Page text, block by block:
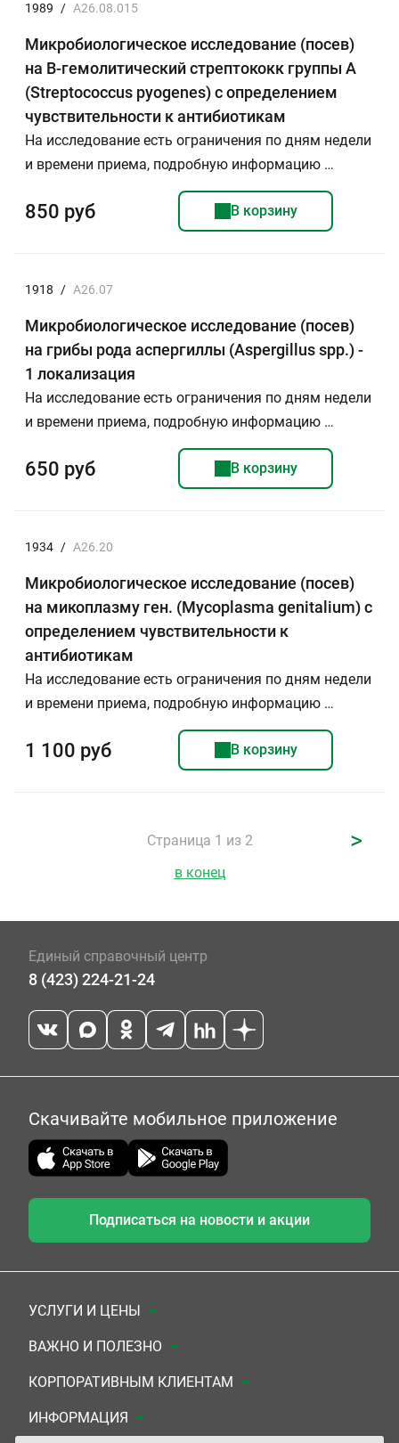
1989 / A26.08.015
Микробиологическое исследование (посев)
на B-гемолитический стрептококк группы А
(Streptococcus pyogenes) с определением
чувствительности к антибиотикам
На исследование есть ограничения по дням недели
и времени приема, подробную информацию …
850 руб В корзину
1918 / А26.07
Микробиологическое исследование (посев)
на грибы рода аспергиллы (Aspergillus spp.) -
1 локализация
На исследование есть ограничения по дням недели
и времени приема, подробную информацию …
650 руб В корзину
1934 / А26.20
Микробиологическое исследование (посев)
на микоплазму ген. (Mycoplasma genitalium) с
определением чувствительности к
антибиотикам
На исследование есть ограничения по дням недели
и времени приема, подробную информацию …
1 100 руб В корзину
Страница 1 из 2 >
в конец
Единый справочный центр
8 (423) 224-21-24
Скачивайте мобильное приложение
Подписаться на новости и акции
УСЛУГИ И ЦЕНЫ
Анализы
Комплексы
УЗИ
ВАЖНО И ПОЛЕЗНО
Документы для заключения договора
Система скидок
КОРПОРАТИВНЫМ КЛИЕНТАМ
Медицинским организациям
ИНФОРМАЦИЯ